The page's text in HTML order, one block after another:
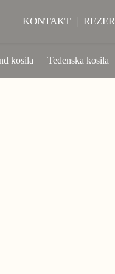
KONTAKT |
kosila Tedenska kosila